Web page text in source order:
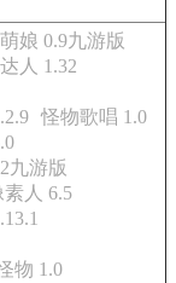
娘 0.9九游版
人 1.32
怪物歌唱 1.0
九游版
人 6.5
物 1.0